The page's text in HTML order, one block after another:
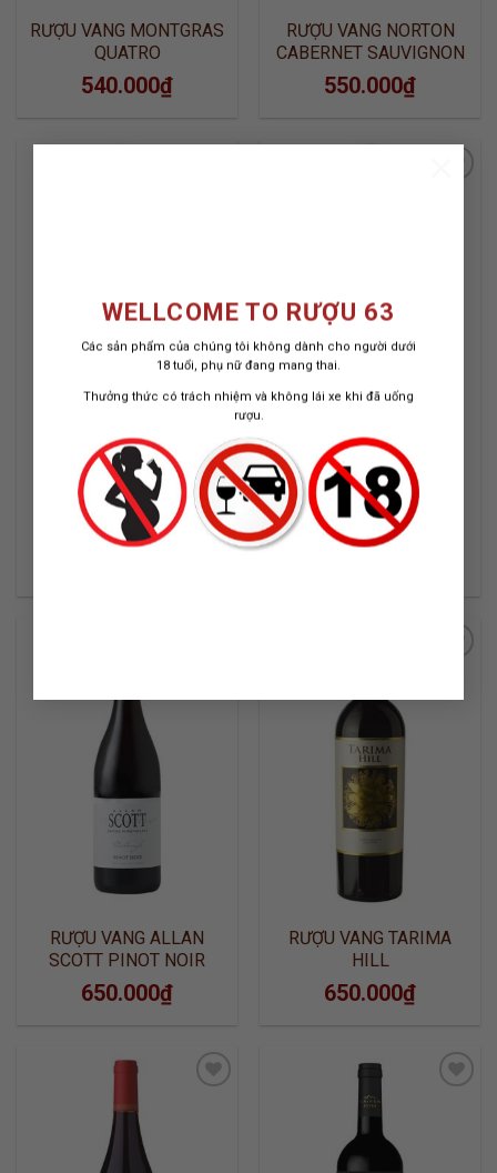
WELLCOME TO RƯỢU 63
Các sản phẩm của chúng tôi không dành cho người dưới
18 tuổi, phụ nữ đang mang thai.
Thưởng thức có trách nhiệm và không lái xe khi đã uống
rượu.
RƯỢU VANG MONTGRAS
QUATRO
540.000₫
RƯỢU VANG NORTON
CABERNET SAUVIGNON
550.000₫
FINCA FLICHMAN
RESERVA CABERNET
SAUVIGNON
RƯỢU VANG ĐỎ ARGENTINA
750 ML / 14%
RƯỢU VANG NORTON
MALBEC
630.000₫
WISHLIST
RƯỢU VANG ALLAN
SCOTT PINOT NOIR
650.000₫
ADD TO
WISHLIST
RƯỢU VANG TARIMA
HILL
650.000₫
WISHLIST
WISHLIST